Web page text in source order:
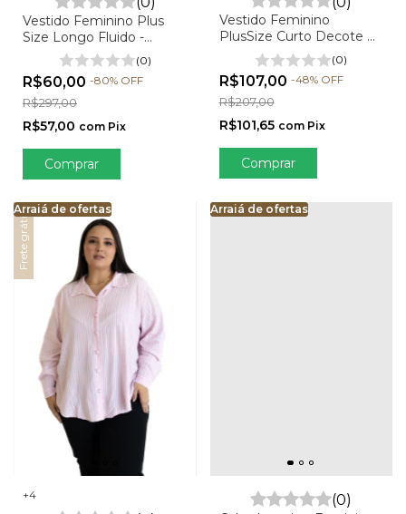
Vestido Feminino Plus
Size Longo Fluido -
Fernanda
(0)
R$60,00 -80% OFF
R$297,00
R$57,00 com Pix
Comprar
Vestido Feminino
PlusSize Curto Decote V
Viscolinho - Lorena(0)
R$107,00 -48% OFF
R$207,00
R$101,65 com Pix
Comprar
Arraiá de ofertas
Arraiá de ofertas Arraiá de ofertas
Frete grátis
+4
Arraiá de ofertas
Arraiá de ofertas
(0)